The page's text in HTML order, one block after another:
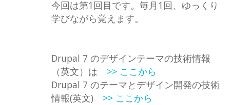
今回は第1回目です。毎月1回、ゆっくり
学びながら覚えます。
Drupal 7 のデザインテーマの技術情報
（英文）は >> ここから
Drupal 7 のテーマとデザイン開発の技術
情報(英文) >> ここから